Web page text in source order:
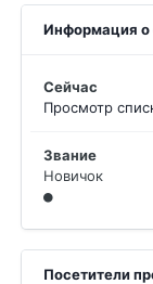
Информация о
Сейчас
Просмотр
Звание
Новичок
Посетители